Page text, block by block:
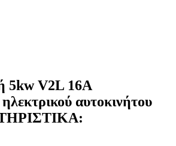
5kw V2L 16A
αυτοκινήτου